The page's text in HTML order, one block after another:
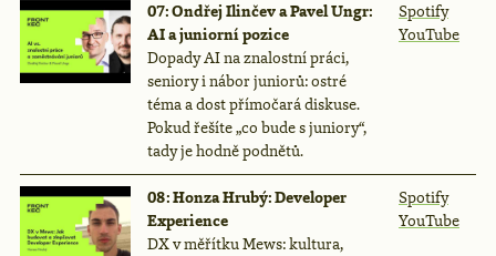
07: Ondřej Ilinčev a Pavel Ungr:
AI a juniorní pozice
Dopady AI na znalostní práci,
seniory i nábor juniorů: ostré
téma a dost přímočará diskuse.
Pokud řešíte „co bude s juniory“,
tady je hodně podnětů.
Spotify
YouTube
08: Honza Hrubý: Developer
Experience
DX v měřítku Mews: kultura,
Spotify
YouTube